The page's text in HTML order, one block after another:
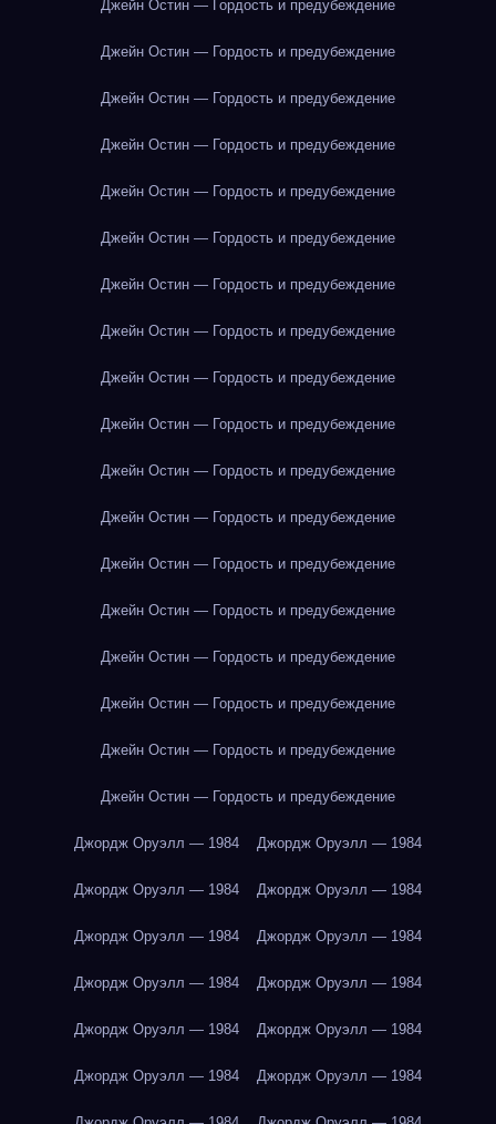
Джейн Остин — Гордость и предубеждение
Джейн Остин — Гордость и предубеждение
Джейн Остин — Гордость и предубеждение
Джейн Остин — Гордость и предубеждение
Джейн Остин — Гордость и предубеждение
Джейн Остин — Гордость и предубеждение
Джейн Остин — Гордость и предубеждение
Джейн Остин — Гордость и предубеждение
Джейн Остин — Гордость и предубеждение
Джейн Остин — Гордость и предубеждение
Джейн Остин — Гордость и предубеждение
Джейн Остин — Гордость и предубеждение
Джейн Остин — Гордость и предубеждение
Джейн Остин — Гордость и предубеждение
Джейн Остин — Гордость и предубеждение
Джейн Остин — Гордость и предубеждение
Джейн Остин — Гордость и предубеждение
Джейн Остин — Гордость и предубеждение
Джордж Оруэлл — 1984 Джордж Оруэлл — 1984
Джордж Оруэлл — 1984 Джордж Оруэлл — 1984
Джордж Оруэлл — 1984 Джордж Оруэлл — 1984
Джордж Оруэлл — 1984 Джордж Оруэлл — 1984
Джордж Оруэлл — 1984 Джордж Оруэлл — 1984
Джордж Оруэлл — 1984 Джордж Оруэлл — 1984